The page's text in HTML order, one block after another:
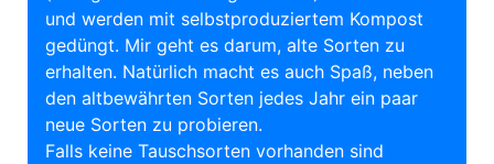
und werden mit selbstproduziertem Kompost
gedüngt. Mir geht es darum, alte Sorten zu
erhalten. Natürlich macht es auch Spaß, neben
den altbewährten Sorten jedes Jahr ein paar
neue Sorten zu probieren.
Falls keine Tauschsorten vorhanden sind